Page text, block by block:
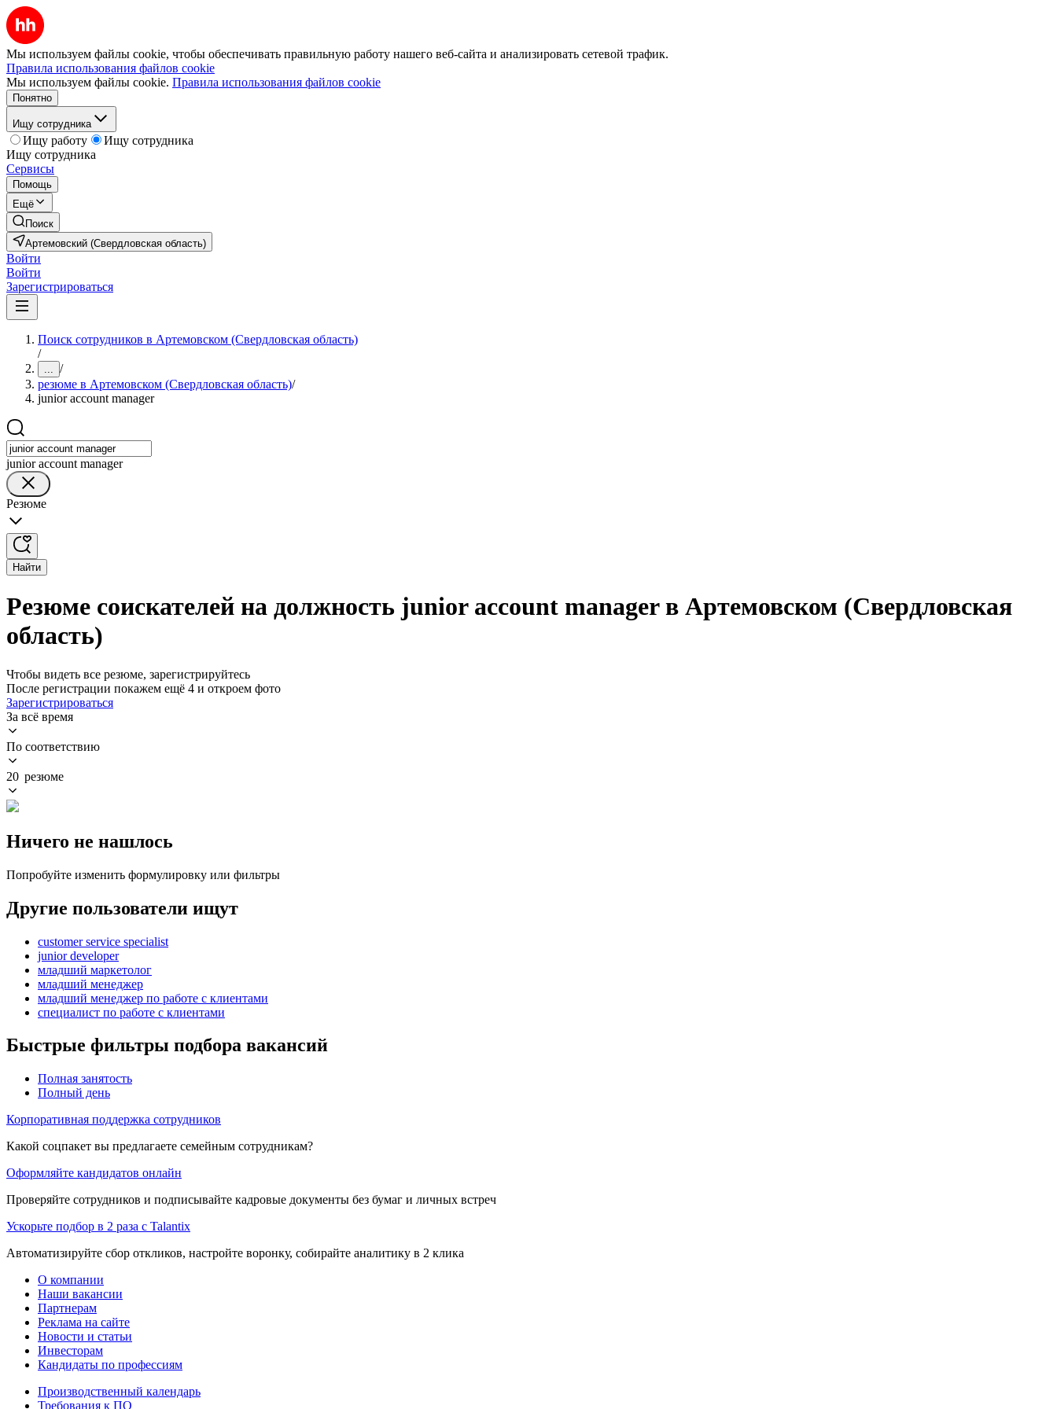
Мы используем файлы cookie, чтобы обеспечивать правильную работу нашего веб-сайта и анализировать сетевой трафик.
Правила использования файлов cookie
Мы используем файлы cookie. Правила использования файлов cookie
Понятно
Ищу сотрудника
Ищу работу
Ищу сотрудника
Ищу сотрудника
Сервисы
Помощь
Ещё
Поиск
Артемовский (Свердловская область)
Войти
Войти
Зарегистрироваться
Поиск сотрудников в Артемовском (Свердловская область)
/
... /
резюме в Артемовском (Свердловская область)/
junior account manager
junior account manager
Резюме
Найти
Резюме соискателей на должность junior account manager в Артемовском (Свердловская
область)
Чтобы видеть все резюме, зарегистрируйтесь
После регистрации покажем ещё 4 и откроем фото
Зарегистрироваться
За всё время
По соответствию
20 резюме
Ничего не нашлось
Попробуйте изменить формулировку или фильтры
Другие пользователи ищут
customer service specialist
junior developer
младший маркетолог
младший менеджер
младший менеджер по работе с клиентами
специалист по работе с клиентами
Быстрые фильтры подбора вакансий
Полная занятость
Полный день
Корпоративная поддержка сотрудников
Какой соцпакет вы предлагаете семейным сотрудникам?
Оформляйте кандидатов онлайн
Проверяйте сотрудников и подписывайте кадровые документы без бумаг и личных встреч
Ускорьте подбор в 2 раза с Talantix
Автоматизируйте сбор откликов, настройте воронку, собирайте аналитику в 2 клика
О компании
Наши вакансии
Партнерам
Реклама на сайте
Новости и статьи
Инвесторам
Кандидаты по профессиям
Производственный календарь
Требования к ПО